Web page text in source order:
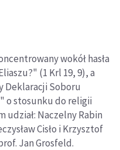
wokół hasła
(1 Krl 19, 9), a
Deklaracji Soboru
o stosunku do religii
udział: Naczelny Rabin
Cisło i Krzysztof
Jan Grosfeld.